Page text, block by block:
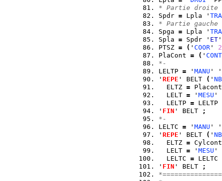
* Partie droite
Spdr = Lpla '
* Partie gauche
Spga = Lpla '
Spla = Spdr ' ET
PTSZ = ( ' COOR ' 2
PlaCont = ( ' CONT
*-
LELTP = ' MANU ' '
' REPE ' BELT ( '
  ELTZ
=
  LELT
= ' MESU '
  LELTP
= LELTP
' FIN ' BELT
;
*-
LELTC = ' MANU ' '
' REPE ' BELT ( '
  ELTZ
=
  LELT
= ' MESU '
  LELTC
= LELTC
' FIN ' BELT
;